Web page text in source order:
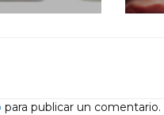
para publicar un comentario.